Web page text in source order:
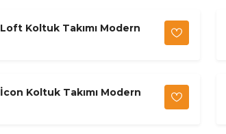
Loft Koltuk Takımı Modern
İcon Koltuk Takımı Modern